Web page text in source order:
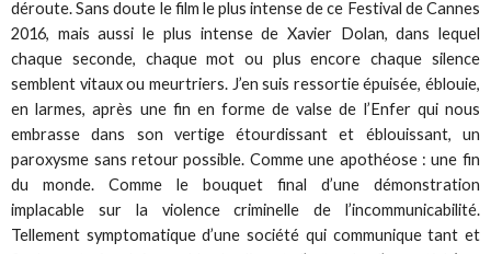
déroute. Sans doute le film le plus intense de ce Festival de Cannes
2016, mais aussi le plus intense de Xavier Dolan, dans lequel
chaque seconde, chaque mot ou plus encore chaque silence
semblent vitaux ou meurtriers. J’en suis ressortie épuisée, éblouie,
en larmes, après une fin en forme de valse de l’Enfer qui nous
embrasse dans son vertige étourdissant et éblouissant, un
paroxysme sans retour possible. Comme une apothéose : une fin
du monde. Comme le bouquet final d’une démonstration
implacable sur la violence criminelle de l’incommunicabilité.
Tellement symptomatique d’une société qui communique tant et